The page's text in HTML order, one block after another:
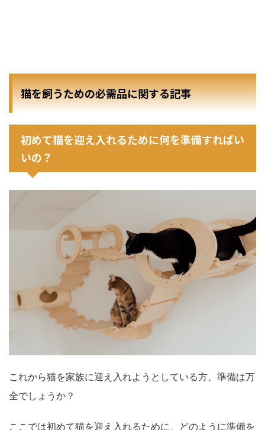
猫を飼うための必需品に関する記事
初めて猫を迎え入れるために何を準備すればい
いの？
これから猫を家族に迎え入れようとしている方、準備は万
全でしょうか？
ここでは初めて猫を迎え入れるために、どのように準備を